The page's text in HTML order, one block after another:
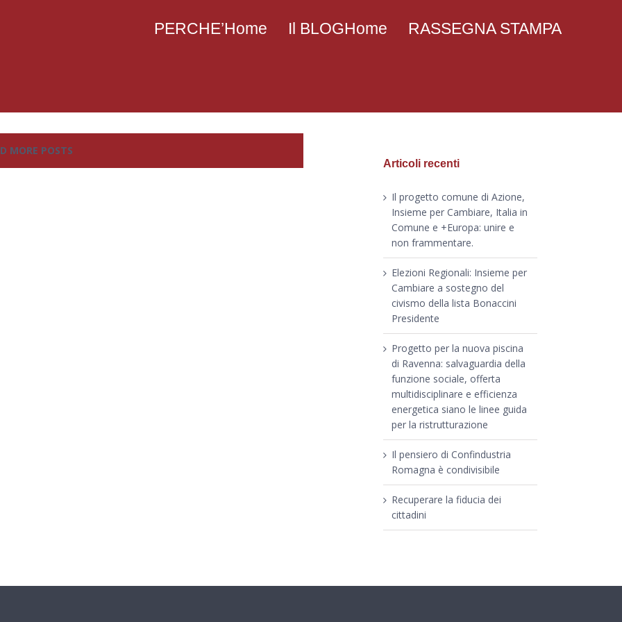
PERCHE’Home Il BLOGHome RASSEGNA STAMPA
MORE POSTS
Articoli recenti
Il progetto comune di Azione,
Insieme per Cambiare, Italia in
Comune e +Europa: unire e
non frammentare.
Elezioni Regionali: Insieme per
Cambiare a sostegno del
civismo della lista Bonaccini
Presidente
Progetto per la nuova piscina
di Ravenna: salvaguardia della
funzione sociale, offerta
multidisciplinare e efficienza
energetica siano le linee guida
per la ristrutturazione
Il pensiero di Confindustria
Romagna è condivisibile
Recuperare la fiducia dei
cittadini